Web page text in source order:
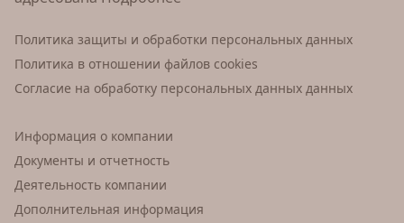
Политика защиты и обработки персональных данных
Политика в отношении файлов cookies
Согласие на обработку персональных данных данных
Информация о компании
Документы и отчетность
Деятельность компании
Дополнительная информация